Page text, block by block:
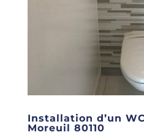
Installation d’un
Moreuil 80110